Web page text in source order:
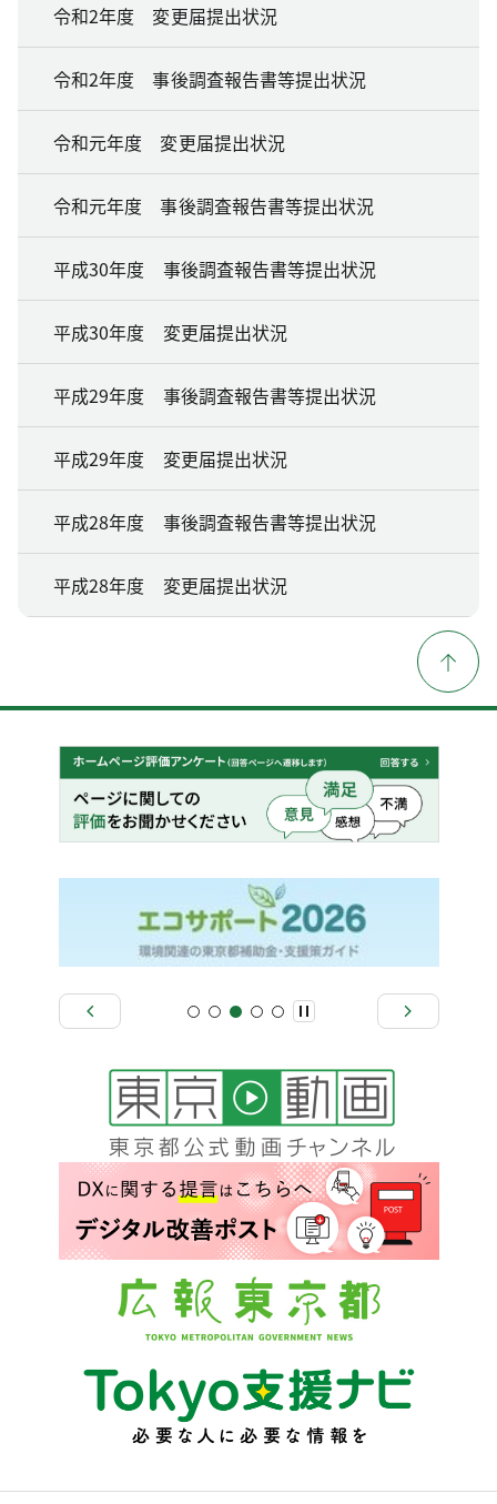
令和2年度 変更届提出状況
令和2年度 事後調査報告書等提出状況
令和元年度 変更届提出状況
令和元年度 事後調査報告書等提出状況
平成30年度 事後調査報告書等提出状況
平成30年度 変更届提出状況
平成29年度 事後調査報告書等提出状況
平成29年度 変更届提出状況
平成28年度 事後調査報告書等提出状況
平成28年度 変更届提出状況